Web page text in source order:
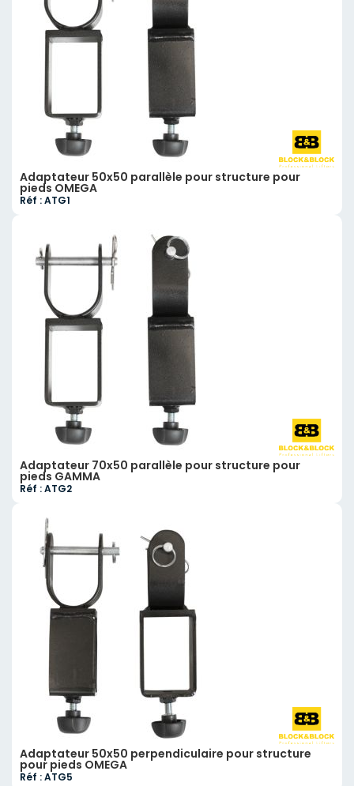
Adaptateur 50x50 parallèle pour structure pour
pieds OMEGA
Réf : ATG1
Adaptateur 70x50 parallèle pour structure pour
pieds GAMMA
Réf : ATG2
Adaptateur 50x50 perpendiculaire pour structure
pour pieds OMEGA
Réf : ATG5